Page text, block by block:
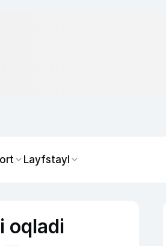
Layfstayl
oqladi